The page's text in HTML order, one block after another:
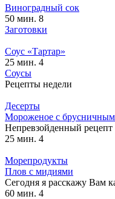
Виноградный сок
50 мин. 8
Заготовки
Соус «Тартар»
25 мин. 4
Соусы
Рецепты недели
Десерты
Мороженое с
Непревзойденный рецепт
25 мин. 4
Морепродукты
Плов с мидиями
Сегодня я расскажу Вам
60 мин. 4